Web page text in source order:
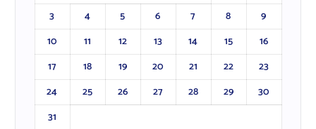
3
4 5 6 7 8
9
10
11 12 13 14 15
16
17
18 19 20 21 22
23
24
25 26 27 28 29
30
31